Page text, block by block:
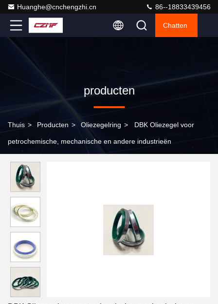
Huanghe@cnchengzhi.cn 86--18833439456
Chatten
producten
Thuis > Producten > Oliezegelring > DBK Oliezegel voor
petrochemische, mechanische en andere industrieën